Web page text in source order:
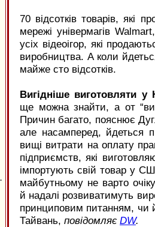
70 відсотків товарів, які
мережі універмагів
усіх відеоігор, які
виробництва. А коли
майже сто відсотків.
Вигідніше виготовляти у
ще можна знайти, а от
Причин багато, пояснює
але насамперед, йдеться
вищі витрати на оплату
підприємств, які
імпортують свій товар у
майбутньому не варто
й надалі розвиватимуть
принциповим питанням, чи
Тайвань, повідомляє DW.